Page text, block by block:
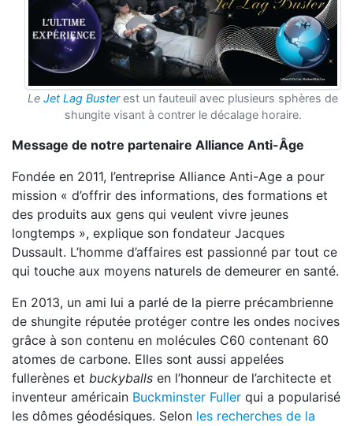
Le Jet Lag Busterest un fauteuil avec plusieurs sphères de
shungite visant à contrer le décalage horaire.
Message de notre partenaire Alliance Anti-Âge
Fondée en 2011, l’entreprise Alliance Anti-Age a pour
mission « d’offrir des informations, des formations et
des produits aux gens qui veulent vivre jeunes
longtemps », explique son fondateur Jacques
Dussault. L’homme d’affaires est passionné par tout ce
qui touche aux moyens naturels de demeurer en santé.
En 2013, un ami lui a parlé de la pierre précambrienne
de shungite réputée protéger contre les ondes nocives
grâce à son contenu en molécules C60 contenant 60
atomes de carbone. Elles sont aussi appelées
fullerènes et buckyballs en l’honneur de l’architecte et
inventeur américain Buckminster Fuller qui a popularisé
les dômes géodésiques. Selon les recherches de la